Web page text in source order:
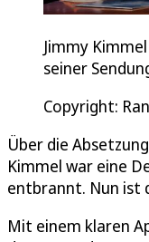
Jimmy
seiner
Copyright:
Über die
Kimmel war eine
entbrannt. Nun ist
Mit einem klaren